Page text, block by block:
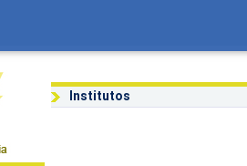
Institutos